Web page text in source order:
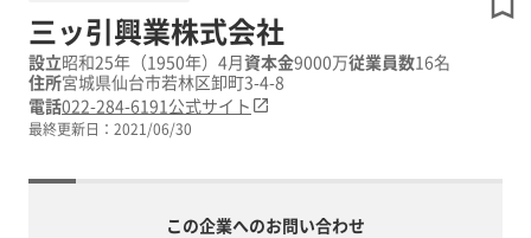
三ッ引興業株式会社
設立昭和25年（1950年）4月資本金9000万従業員数16名
住所宮城県仙台市若林区卸町3-4-8
電話022-284-6191 公式サイト
最終更新日： 2021/06/30
この企業へのお問い合わせ